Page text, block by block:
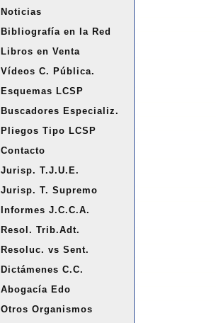
rNoticias
Bibliografía en la Red
Libros en Venta
Vídeos C. Pública.
Esquemas LCSP
Buscadores Especializ.
Pliegos Tipo LCSP
Contacto
Jurisp. T.J.U.E.
Jurisp. T. Supremo
Informes J.C.C.A.
Resol. Trib.Adt.
Resoluc. vs Sent.
Dictámenes C.C.
Abogacía Edo
Otros Organismos